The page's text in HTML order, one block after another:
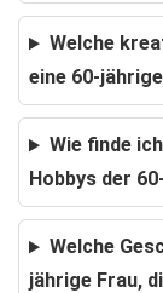
Welche
eine 60-
Wie finde
Hobbys der
Welche
jährige Frau,